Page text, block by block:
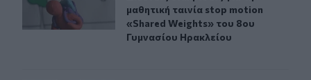
μαθητική ταινία stop motion
«Shared Weights» του 8ου
Γυμνασίου Ηρακλείου